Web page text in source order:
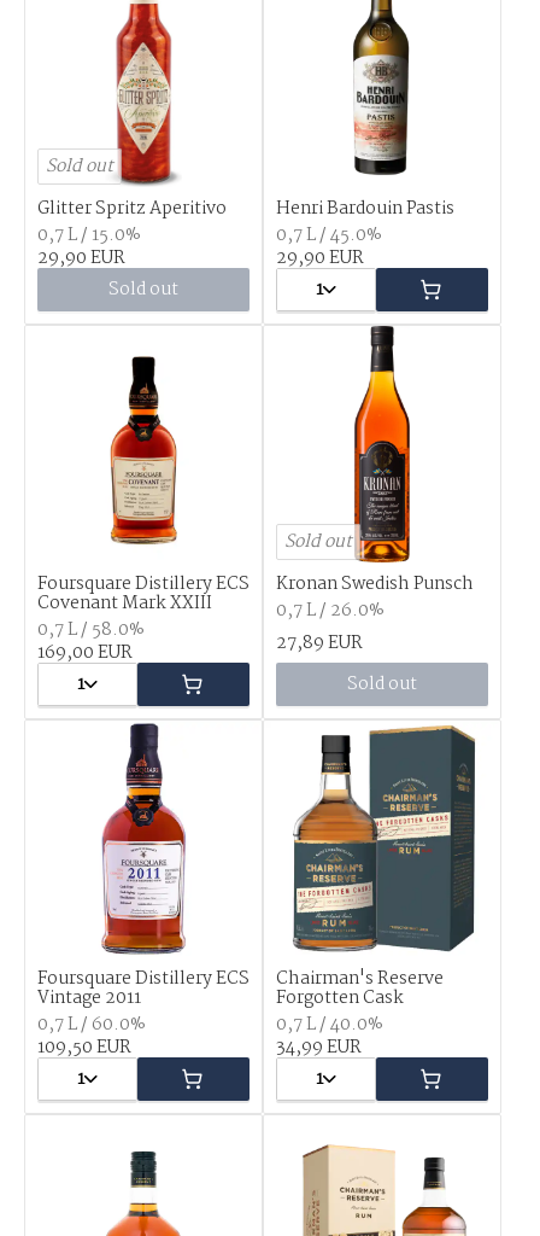
Sold out
Glitter Spritz Aperitivo
0,7 L / 15.0%
29,90 EUR
Sold out
Henri Bardouin Pastis
0,7 L / 45.0%
29,90 EUR
1
Foursquare Distillery ECS
Covenant Mark XXIII
0,7 L / 58.0%
169,00 EUR
1
Sold out
Kronan Swedish Punsch
0,7 L / 26.0%
27,89 EUR
Sold out
Foursquare Distillery ECS
Vintage 2011
0,7 L / 60.0%
109,50 EUR
1
Chairman's Reserve
Forgotten Cask
0,7 L / 40.0%
34,99 EUR
1